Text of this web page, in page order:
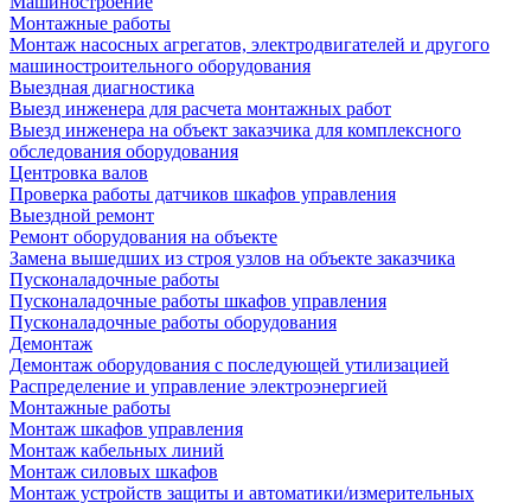
Монтажные работы
Монтаж насосных агрегатов, электродвигателей и другого
машиностроительного оборудования
Выездная диагностика
Выезд инженера для расчета монтажных работ
Выезд инженера на объект заказчика для комплексного
обследования оборудования
Центровка валов
Проверка работы датчиков шкафов управления
Выездной ремонт
Ремонт оборудования на объекте
Замена вышедших из строя узлов на объекте заказчика
Пусконаладочные работы
Пусконаладочные работы шкафов управления
Пусконаладочные работы оборудования
Демонтаж
Демонтаж оборудования с последующей утилизацией
Распределение и управление электроэнергией
Монтажные работы
Монтаж шкафов управления
Монтаж кабельных линий
Монтаж силовых шкафов
Монтаж устройств защиты и автоматики/измерительных